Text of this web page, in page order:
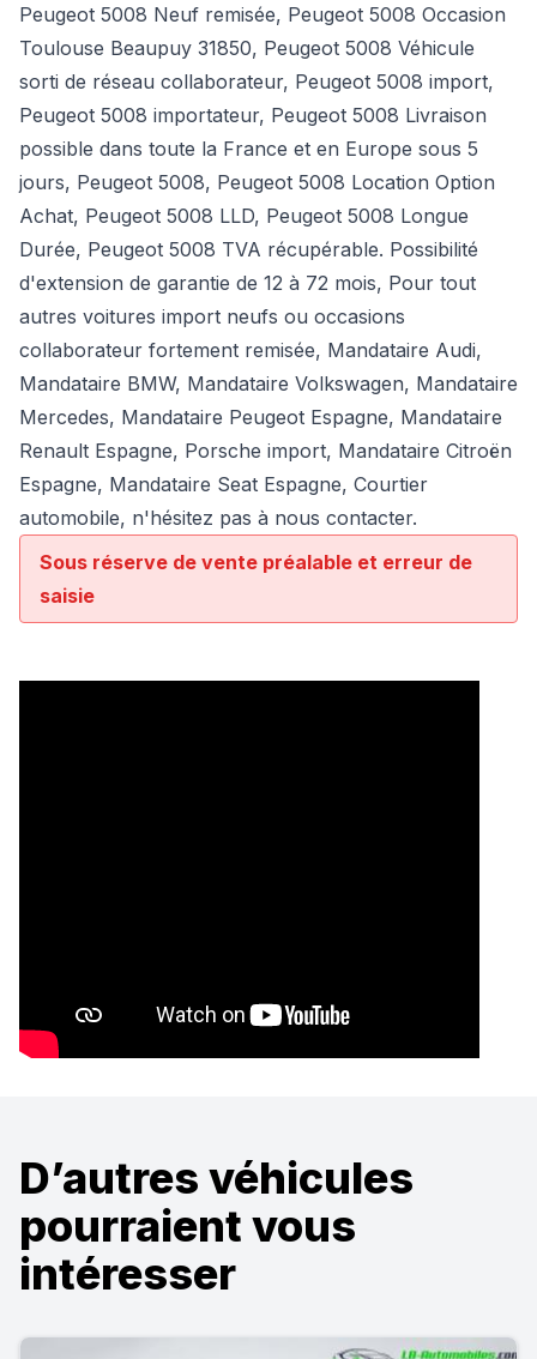
Peugeot 5008 Neuf remisée, Peugeot 5008 Occasion
Toulouse Beaupuy 31850, Peugeot 5008 Véhicule
sorti de réseau collaborateur, Peugeot 5008 import,
Peugeot 5008 importateur, Peugeot 5008 Livraison
possible dans toute la France et en Europe sous 5
jours, Peugeot 5008, Peugeot 5008 Location Option
Achat, Peugeot 5008 LLD, Peugeot 5008 Longue
Durée, Peugeot 5008 TVA récupérable. Possibilité
d'extension de garantie de 12 à 72 mois, Pour tout
autres voitures import neufs ou occasions
collaborateur fortement remisée, Mandataire Audi,
Mandataire BMW, Mandataire Volkswagen, Mandataire
Mercedes, Mandataire Peugeot Espagne, Mandataire
Renault Espagne, Porsche import, Mandataire Citroën
Espagne, Mandataire Seat Espagne, Courtier
automobile, n'hésitez pas à nous contacter.
Sous réserve de vente préalable et erreur de
saisie
D’autres véhicules
pourraient vous
intéresser